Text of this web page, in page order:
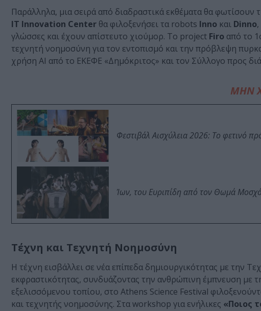
Παράλληλα, μια σειρά από διαδραστικά εκθέματα θα φωτίσουν
IT Innovation Center θα φιλοξενήσει τα robots Inno και Dinno
γλώσσες και έχουν απίστευτο χιούμορ. Το project Firo από το
τεχνητή νοημοσύνη για τον εντοπισμό και την πρόβλεψη
χρήση AI από το ΕΚΕΦΕ «Δημόκριτος» και τον Σύλλογο προς
ΜΗΝ
Φεστιβάλ Αισχύλεια 2026: Το φετινό
Ίων, του Ευριπίδη από τον Θωμά
Τέχνη και Τεχνητή Νοημοσύνη
Η τέχνη εισβάλλει σε νέα επίπεδα δημιουργικότητας με την
εκφραστικότητας, συνδυάζοντας την ανθρώπινη έμπνευση με
εξελισσόμενου τοπίου, στο Athens Science Festival
και τεχνητής νοημοσύνης. Στα workshop για ενήλικες «Ποιος